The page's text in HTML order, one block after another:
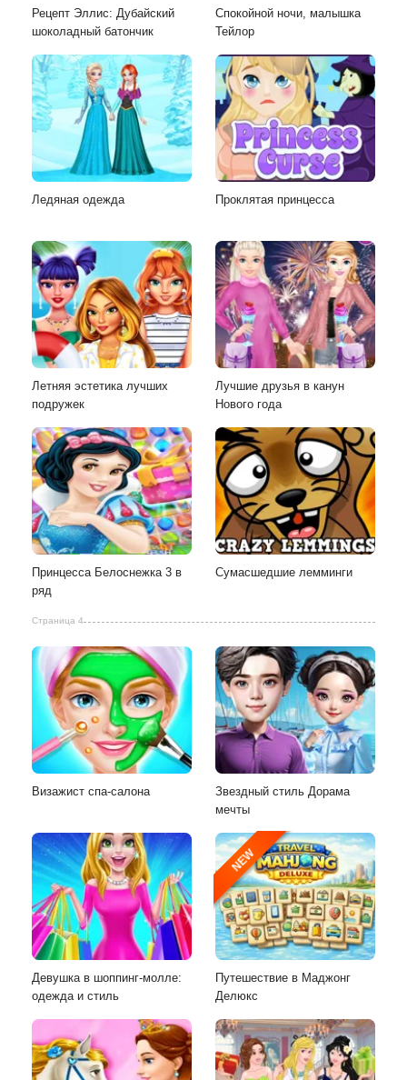
Рецепт Эллис: Дубайский
шоколадный батончик
Спокойной ночи, малышка
Тейлор
Ледяная одежда Проклятая принцесса
Летняя эстетика лучших
подружек
Лучшие друзья в канун
Нового года
Принцесса Белоснежка 3 в
ряд
Сумасшедшие лемминги
Страница 4
Визажист спа-салона
Звездный стиль Дорама
мечты
Девушка в шоппинг-молле:
одежда и стиль
NEW
Путешествие в Маджонг
Делюкс